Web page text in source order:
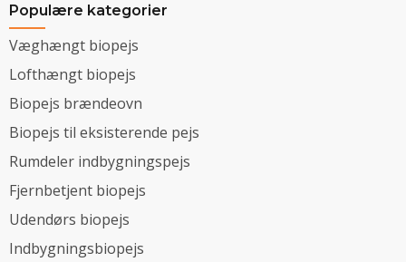
Populære kategorier
Væghængt biopejs
Lofthængt biopejs
Biopejs brændeovn
Biopejs til eksisterende pejs
Rumdeler indbygningspejs
Fjernbetjent biopejs
Udendørs biopejs
Indbygningsbiopejs